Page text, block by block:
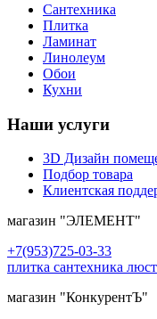
Сантехника
Плитка
Ламинат
Линолеум
Обои
Кухни
Наши услуги
3D Дизайн
Подбор товара
Клиентская
магазин "ЭЛЕМЕНТ"
+7(953)725-03-33
плитка сантехника
магазин "КонкурентЪ"